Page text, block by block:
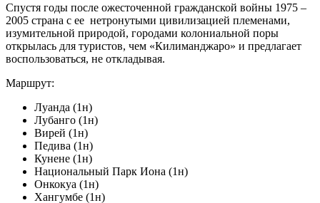
Спустя годы после ожесточенной гражданской войны 1975 –
2005 страна с ее нетронутыми цивилизацией племенами,
изумительной природой, городами колониальной поры
открылась для туристов, чем «Килиманджаро» и предлагает
воспользоваться, не откладывая.
Маршрут:
Луанда (1н)
Лубанго (1н)
Вирей (1н)
Педива (1н)
Кунене (1н)
Национальный Парк Иона (1н)
Онкокуа (1н)
Хангумбе (1н)